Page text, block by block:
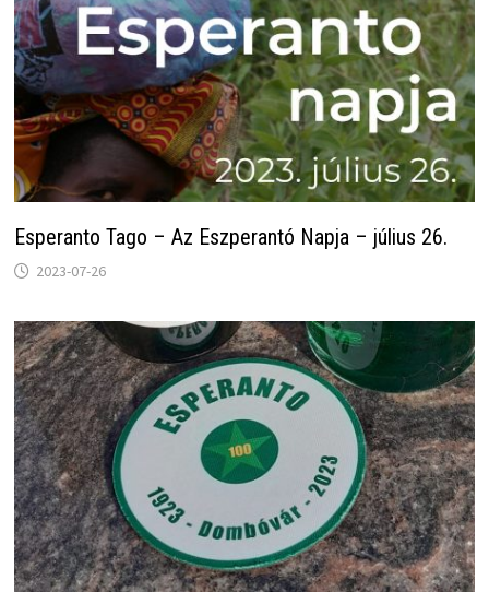
Esperanto Tago – Az Eszperantó Napja – július 26.
2023-07-26